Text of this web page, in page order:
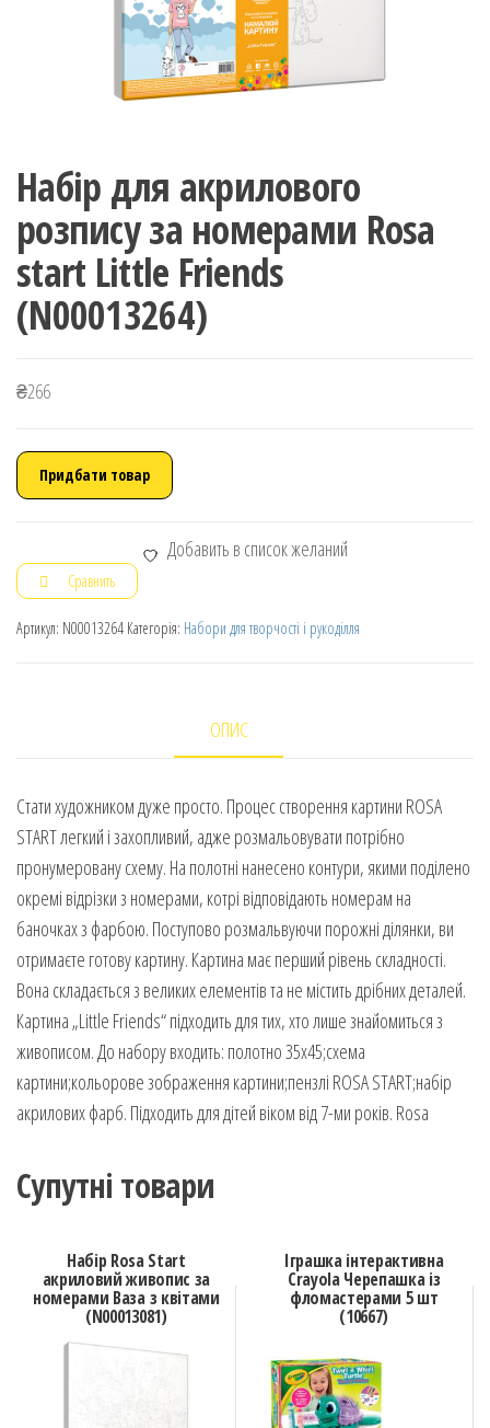
Набір для акрилового
розпису за номерами Rosa
start Little Friends
(N00013264)
₴266
Придбати товар
Добавить в список желаний
Сравнить
Артикул: N00013264 Категорія: Набори для творчості і рукоділля
ОПИС
Стати художником дуже просто. Процес створення картини ROSA
START легкий і захопливий, адже розмальовувати потрібно
пронумеровану схему. На полотні нанесено контури, якими поділено
окремі відрізки з номерами, котрі відповідають номерам на
баночках з фарбою. Поступово розмальвуючи порожні ділянки, ви
отримаєте готову картину. Картина має перший рівень складності.
Вона складається з великих елементів та не містить дрібних деталей.
Картина „Little Friends“ підходить для тих, хто лише знайомиться з
живописом. До набору входить: полотно 35х45;схема
картини;кольорове зображення картини;пензлі ROSA START;набір
акрилових фарб. Підходить для дітей віком від 7-ми років. Rosa
Супутні товари
Набір Rosa Start
акриловий живопис за
номерами Ваза з квітами
(N00013081)
Іграшка інтерактивна
Crayola Черепашка із
фломастерами 5 шт
(10667)